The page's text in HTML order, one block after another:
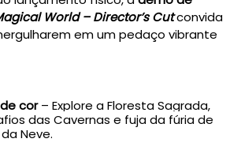
World – Director’s Cutconvida
em um pedaço vibrante
cor– Explore a Floresta Sagrada,
das Cavernas e fuja da fúria de
Neve.